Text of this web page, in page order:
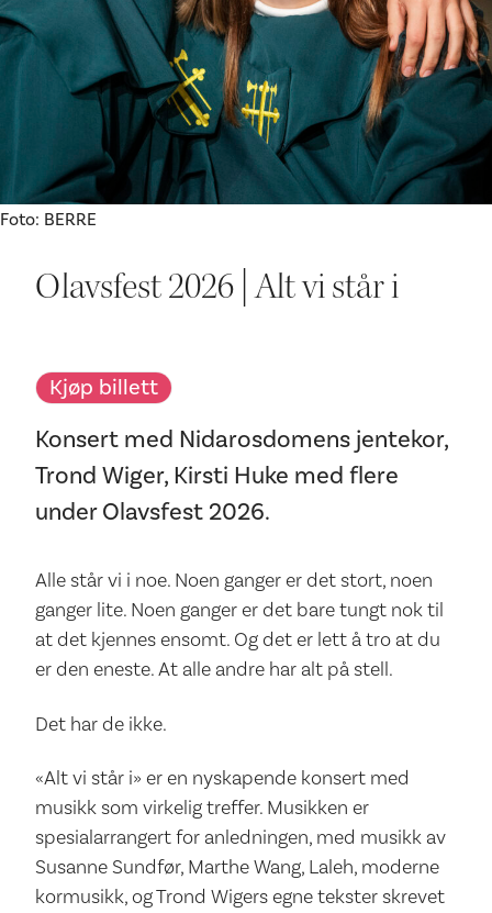
Ditt besøk
Foto: BERRE
Olavsfest 2026 | Alt vi står i
Kjøp billett
Konsert med Nidarosdomens jentekor,
Trond Wiger, Kirsti Huke med flere
under Olavsfest 2026.
Alle står vi i noe. Noen ganger er det stort, noen
ganger lite. Noen ganger er det bare tungt nok til
at det kjennes ensomt. Og det er lett å tro at du
er den eneste. At alle andre har alt på stell.
Det har de ikke.
«Alt vi står i» er en nyskapende konsert med
musikk som virkelig treffer. Musikken er
spesialarrangert for anledningen, med musikk av
Susanne Sundfør, Marthe Wang, Laleh, moderne
kormusikk, og Trond Wigers egne tekster skrevet